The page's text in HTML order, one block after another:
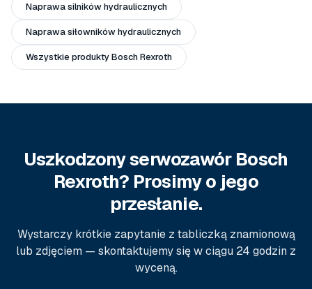
Naprawa silników hydraulicznych
Naprawa siłowników hydraulicznych
Wszystkie produkty Bosch Rexroth
Uszkodzony serwozawór Bosch
Rexroth? Prosimy o jego
przesłanie.
Wystarczy krótkie zapytanie z tabliczką znamionową
lub zdjęciem — skontaktujemy się w ciągu 24 godzin z
wyceną.